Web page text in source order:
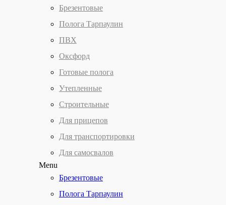
Брезентовые
Полога Тарпаулин
ПВХ
Оксфорд
Готовые полога
Утепленные
Строительные
Для прицепов
Для транспортировки
Для самосвалов
Menu
Брезентовые
Полога Тарпаулин